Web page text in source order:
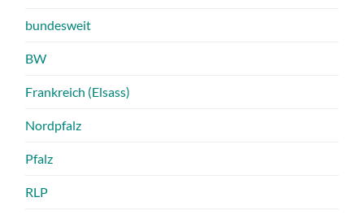
bundesweit
BW
Frankreich (Elsass)
Nordpfalz
Pfalz
RLP